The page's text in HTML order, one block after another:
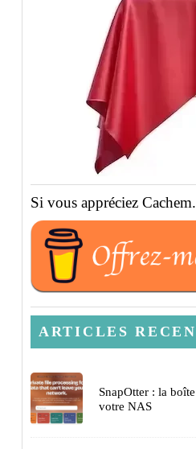
Si vous appréciez
ARTICLES
SnapOtter : la
votre NAS